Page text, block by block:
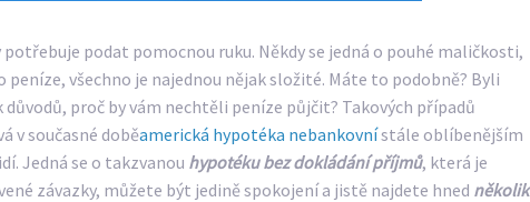
potřebuje podat pomocnou ruku. Někdy se jedná o pouhé maličkosti,
peníze, všechno je najednou nějak složité. Máte to podobně? Byli
proč by vám nechtěli peníze půjčit? Takových případů
v současné doběamerická hypotéka nebankovnístále oblíbenějším
Jedná se o takzvanou hypotéku bez dokládání příjmů, která je
závazky, můžete být jedině spokojení a jistě najdete hned několik